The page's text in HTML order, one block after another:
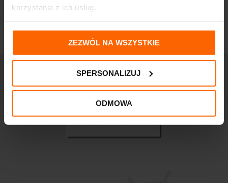
korzystania z ich usług.
ZEZWÓL NA WSZYSTKIE
SPERSONALIZUJ
ODMOWA